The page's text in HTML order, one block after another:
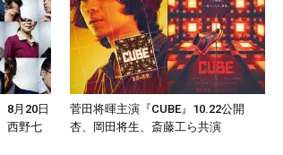
8月20日
西野七
菅田将暉主演『CUBE』10.22公開
杏、岡田将生、斎藤工ら共演